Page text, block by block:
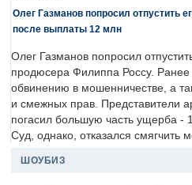
Олег Газманов попросил отпустить
после выплаты 12 млн
Олег Газманов попросил
продюсера Филиппа Россу. Ранее
обвинению в мошенничестве, а
и смежных прав. Представители
погасил большую часть ущерба -
Суд, однако, отказался смягчить
ШОУБИЗ